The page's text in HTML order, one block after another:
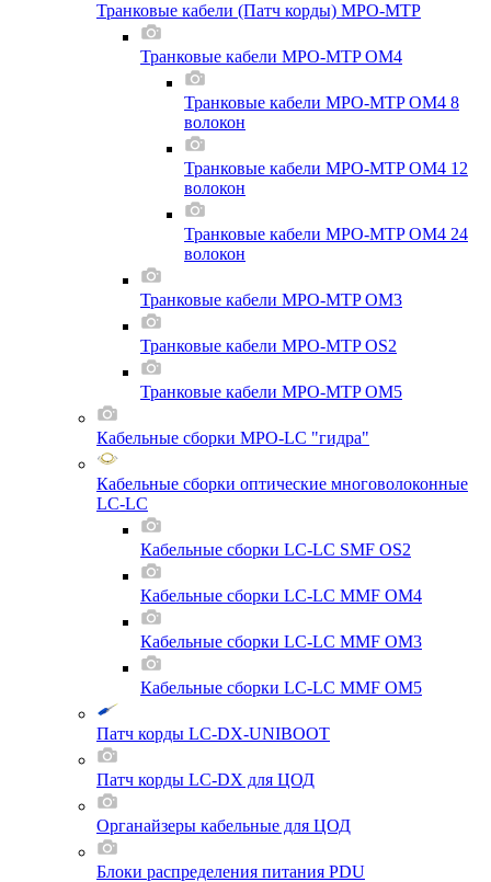
Транковые кабели (Патч корды) MPO-MTP
Транковые кабели MPO-MTP OM4
Транковые кабели MPO-MTP OM4 8
волокон
Транковые кабели MPO-MTP OM4 12
волокон
Транковые кабели MPO-MTP OM4 24
волокон
Транковые кабели MPO-MTP OM3
Транковые кабели MPO-MTP OS2
Транковые кабели MPO-MTP OM5
Кабельные сборки MPO-LC "гидра"
Кабельные сборки оптические многоволоконные
LC-LC
Кабельные сборки LC-LC SMF OS2
Кабельные сборки LC-LC MMF OM4
Кабельные сборки LC-LC MMF OM3
Кабельные сборки LC-LC MMF OM5
Патч корды LC-DX-UNIBOOT
Патч корды LC-DX для ЦОД
Органайзеры кабельные для ЦОД
Блоки распределения питания PDU